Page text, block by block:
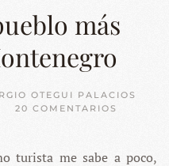
más
OTEGUI PALACIOS
20 COMENTARIOS
EN
EL
turista me sabe a poco,